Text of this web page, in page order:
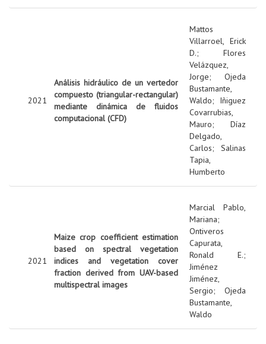
2021
Análisis hidráulico de un vertedor
compuesto (triangular-rectangular)
mediante dinámica de fluidos
computacional (CFD)
Mattos
Villarroel, Erick
D.; Flores
Velázquez,
Jorge; Ojeda
Bustamante,
Waldo; Iñiguez
Covarrubias,
Mauro; Díaz
Delgado,
Carlos; Salinas
Tapia,
Humberto
2021
Maize crop coefficient estimation
based on spectral vegetation
indices and vegetation cover
fraction derived from UAV-based
multispectral images
Marcial Pablo,
Mariana;
Ontiveros
Capurata,
Ronald E.;
Jiménez
Jiménez,
Sergio; Ojeda
Bustamante,
Waldo